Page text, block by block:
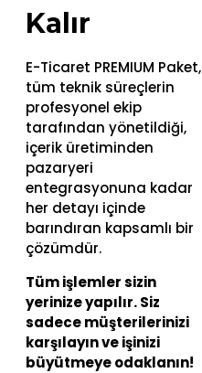
Kalır
E-Ticaret PREMIUM Paket,
tüm teknik süreçlerin
profesyonel ekip
tarafından yönetildiği,
içerik üretiminden
pazaryeri
entegrasyonuna kadar
her detayı içinde
barındıran kapsamlı bir
çözümdür.
Tüm işlemler sizin
yerinize yapılır. Siz
sadece müşterilerinizi
karşılayın ve işinizi
büyütmeye odaklanın!